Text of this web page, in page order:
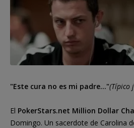
"Este cura no es mi padre..."(Típico
El PokerStars.net Million Dollar
Domingo. Un sacerdote de Carolina